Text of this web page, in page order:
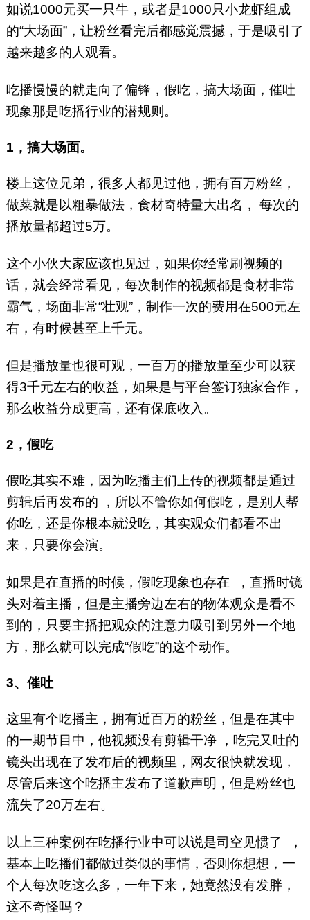
如说1000元买一只牛，或者是1000只小龙虾组成
的“大场面”，让粉丝看完后都感觉震撼，于是吸引了
越来越多的人观看。
吃播慢慢的就走向了偏锋，假吃，搞大场面，催吐
现象那是吃播行业的潜规则。
1，搞大场面。
楼上这位兄弟，很多人都见过他，拥有百万粉丝，
做菜就是以粗暴做法，食材奇特量大出名， 每次的
播放量都超过5万。
这个小伙大家应该也见过，如果你经常刷视频的
话，就会经常看见，每次制作的视频都是食材非常
霸气，场面非常“壮观”，制作一次的费用在500元左
右，有时候甚至上千元。
但是播放量也很可观，一百万的播放量至少可以获
得3千元左右的收益，如果是与平台签订独家合作，
那么收益分成更高，还有保底收入。
2，假吃
假吃其实不难，因为吃播主们上传的视频都是通过
剪辑后再发布的 ，所以不管你如何假吃，是别人帮
你吃，还是你根本就没吃，其实观众们都看不出
来，只要你会演。
如果是在直播的时候，假吃现象也存在 ，直播时镜
头对着主播，但是主播旁边左右的物体观众是看不
到的，只要主播把观众的注意力吸引到另外一个地
方，那么就可以完成“假吃”的这个动作。
3、催吐
这里有个吃播主，拥有近百万的粉丝，但是在其中
的一期节目中，他视频没有剪辑干净 ，吃完又吐的
镜头出现在了发布后的视频里，网友很快就发现，
尽管后来这个吃播主发布了道歉声明，但是粉丝也
流失了20万左右。
以上三种案例在吃播行业中可以说是司空见惯了 ，
基本上吃播们都做过类似的事情，否则你想想，一
个人每次吃这么多，一年下来，她竟然没有发胖，
这不奇怪吗？